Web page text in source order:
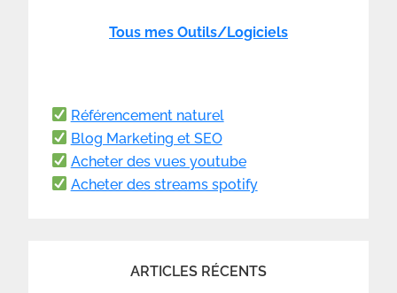
Tous mes Outils/Logiciels
Référencement naturel
Blog Marketing et SEO
Acheter des vues youtube
Acheter des streams spotify
ARTICLES RÉCENTS